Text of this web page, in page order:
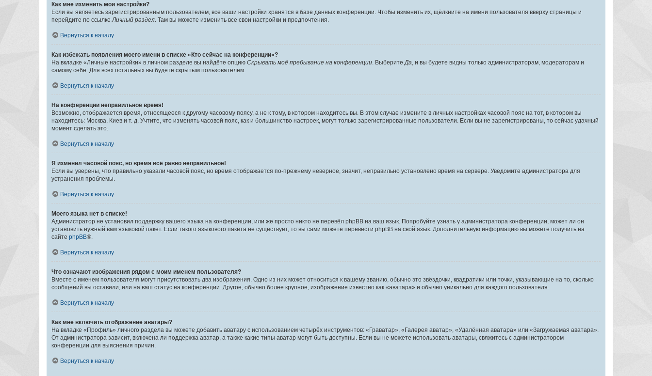
Как мне изменить мои настройки?
Если вы являетесь зарегистрированным пользователем, все ваши настройки хранятся в базе данных конференции. Чтобы изменить их, щёлкните на имени пользователя вверху страницы и
перейдите по ссылке Личный раздел . Там вы можете изменить все свои настройки и предпочтения.
Вернуться к началу
Как избежать появления моего имени в списке «Кто сейчас на конференции»?
На вкладке «Личные настройки» в личном разделе вы найдёте опцию Скрывать моё пребывание на конференции . Выберите Да , и вы будете видны только администраторам, модераторам и
самому себе. Для всех остальных вы будете скрытым пользователем.
Вернуться к началу
На конференции неправильное время!
Возможно, отображается время, относящееся к другому часовому поясу, а не к тому, в котором находитесь вы. В этом случае измените в личных настройках часовой пояс на тот, в котором вы
находитесь: Москва, Киев и т. д. Учтите, что изменять часовой пояс, как и большинство настроек, могут только зарегистрированные пользователи. Если вы не зарегистрированы, то сейчас удачный
момент сделать это.
Вернуться к началу
Я изменил часовой пояс, но время всё равно неправильное!
Если вы уверены, что правильно указали часовой пояс, но время отображается по-прежнему неверное, значит, неправильно установлено время на сервере. Уведомите администратора для
устранения проблемы.
Вернуться к началу
Моего языка нет в списке!
Администратор не установил поддержку вашего языка на конференции, или же просто никто не перевёл phpBB на ваш язык. Попробуйте узнать у администратора конференции, может ли он
установить нужный вам языковой пакет. Если такого языкового пакета не существует, то вы сами можете перевести phpBB на свой язык. Дополнительную информацию вы можете получить на
сайте phpBB®.
Вернуться к началу
Что означают изображения рядом с моим именем пользователя?
Вместе с именем пользователя могут присутствовать два изображения. Одно из них может относиться к вашему званию, обычно это звёздочки, квадратики или точки, указывающие на то, сколько
сообщений вы оставили, или на ваш статус на конференции. Другое, обычно более крупное, изображение известно как «аватара» и обычно уникально для каждого пользователя.
Вернуться к началу
Как мне включить отображение аватары?
На вкладке «Профиль» личного раздела вы можете добавить аватару с использованием четырёх инструментов: «Граватар», «Галерея аватар», «Удалённая аватара» или «Загружаемая аватара».
От администратора зависит, включена ли поддержка аватар, а также какие типы аватар могут быть доступны. Если вы не можете использовать аватары, свяжитесь с администратором
конференции для выяснения причин.
Вернуться к началу